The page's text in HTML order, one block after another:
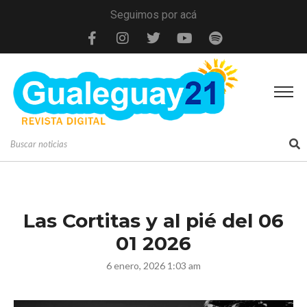
Seguimos por acá
Las Cortitas y al pié del 06
01 2026
6 enero, 2026 1:03 am